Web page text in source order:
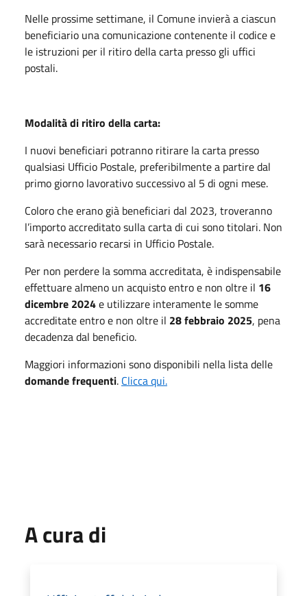
Nelle prossime settimane, il Comune invierà a ciascun
beneficiario una comunicazione contenente il codice e
le istruzioni per il ritiro della carta presso gli uffici
postali.
Modalità di ritiro della carta:
I nuovi beneficiari potranno ritirare la carta presso
qualsiasi Ufficio Postale, preferibilmente a partire dal
primo giorno lavorativo successivo al 5 di ogni mese.
Coloro che erano già beneficiari dal 2023, troveranno
l’importo accreditato sulla carta di cui sono titolari. Non
sarà necessario recarsi in Ufficio Postale.
Per non perdere la somma accreditata, è indispensabile
effettuare almeno un acquisto entro e non oltre il 16
dicembre 2024e utilizzare interamente le somme
accreditate entro e non oltre il 28 febbraio 2025, pena
decadenza dal beneficio.
Maggiori informazioni sono disponibili nella lista delle
domande frequenti. Clicca qui.
A cura di